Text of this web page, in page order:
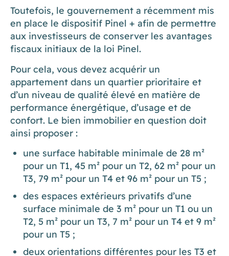
Toutefois, le gouvernement a récemment mis
en place le dispositif Pinel + afin de permettre
aux investisseurs de conserver les avantages
fiscaux initiaux de la loi Pinel.
Pour cela, vous devez acquérir un
appartement dans un quartier prioritaire et
d’un niveau de qualité élevé en matière de
performance énergétique, d’usage et de
confort. Le bien immobilier en question doit
ainsi proposer :
une surface habitable minimale de 28 m²
pour un T1, 45 m² pour un T2, 62 m² pour un
T3, 79 m² pour un T4 et 96 m² pour un T5 ;
des espaces extérieurs privatifs d’une
surface minimale de 3 m² pour un T1 ou un
T2, 5 m² pour un T3, 7 m² pour un T4 et 9 m²
pour un T5 ;
deux orientations différentes pour les T3 et